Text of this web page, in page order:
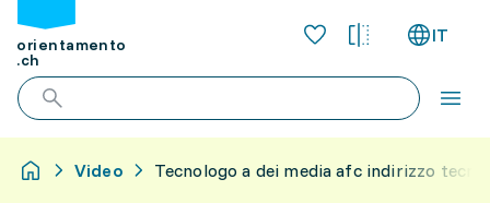
orientamento
.ch
IT
Video Tecnologo a dei media afc indirizzo